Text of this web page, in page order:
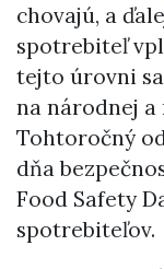
chovajú, a
spotrebiteľ
tejto úrovni
na národnej
Tohtoročný
dňa
Food Safety
spotrebiteľov.